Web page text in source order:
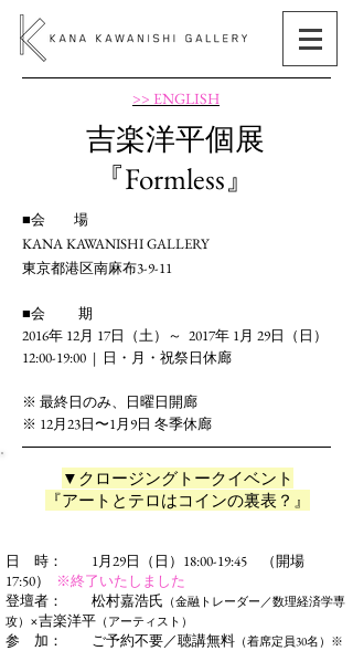
>> ENGLISH
吉楽洋平個展
『Formless』
■会 場
KANA KAWANISHI GALLERY
東京都港区南麻布3-9-11
■会 期
2016年 12月 17日（土）～ 2017年 1月 29日（日）
12:00-19:00 | 日・月・祝祭日休廊
※ 最終日のみ、日曜日開廊
※ 12月23日〜1月9日 冬季休廊
▼クロージングトークイベント
『アートとテロはコインの裏表？』
日 時： 1月29日（日） 18:00-19:45 （開場
17:50）
※終了いたしました
登壇者： 松村嘉浩氏 （金融トレーダー／数理経済学専
攻） ×吉楽洋平 （アーティスト）
参 加： ご予約不要／聴講無料 （着席定員30名）※